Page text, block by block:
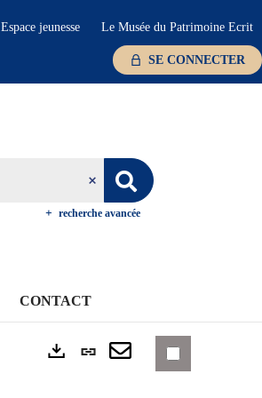
Espace jeunesse Le Musée du Patrimoine Ecrit
SE CONNECTER
recherche avancée
CONTACT
Lien